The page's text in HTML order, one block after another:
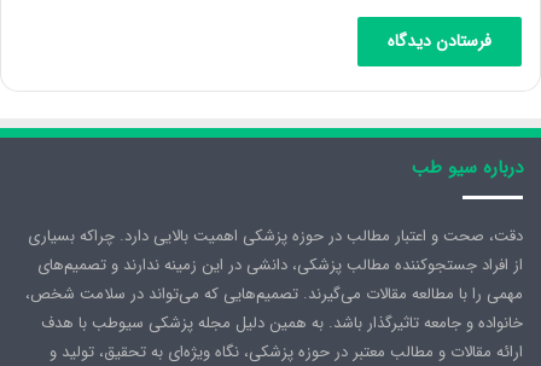
درباره سیو طب
دقت، صحت و اعتبار مطالب در حوزه پزشکی اهمیت بالایی دارد. چراکه بسیاری
از افراد جستجوکننده مطالب پزشکی، دانشی در این زمینه ندارند و تصمیم‌های
مهمی را با مطالعه مقالات می‌گیرند. تصمیم‌هایی که می‌تواند در سلامت شخص،
خانواده و جامعه تاثیرگذار باشد. به همین دلیل مجله پزشکی سیوطب با هدف
ارائه مقالات و مطالب معتبر در حوزه پزشکی، نگاه ویژه‌ای به تحقیق، تولید و